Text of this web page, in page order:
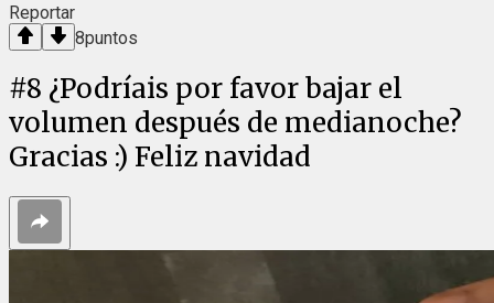
Reportar
8puntos
#8 ¿Podríais por favor bajar el
volumen después de medianoche?
Gracias :) Feliz navidad